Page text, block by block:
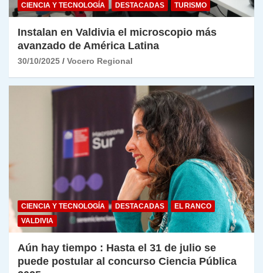
CIENCIA Y TECNOLOGÍA DESTACADAS TURISMO
Instalan en Valdivia el microscopio más
avanzado de América Latina
30/10/2025 Vocero Regional
CIENCIA Y TECNOLOGÍA DESTACADAS
EL RANCO
VALDIVIA
Aún hay tiempo : Hasta el 31 de julio se
puede postular al concurso Ciencia Pública